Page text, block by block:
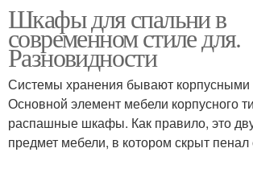
Прикроватные шкафы
Шкаф с корпусной
конструкцией
Шкафы для спальни в
современном стиле для.
Разновидности
Системы хранения бывают
Основной элемент мебели корпусного
распашные шкафы. Как правило, это
предмет мебели, в котором скрыт пенал